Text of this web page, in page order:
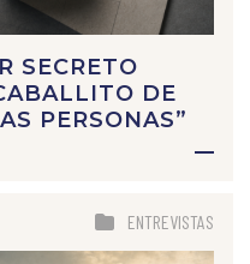
SECRETO
DE
PERSONAS”
ENTREVISTAS